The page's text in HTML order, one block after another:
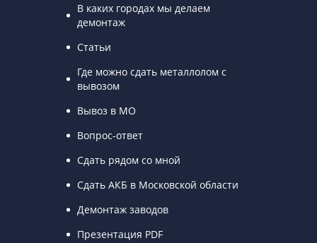
В каких городах мы делаем
демонтаж
Статьи
Где можно сдать металлолом с
вывозом
Вывоз в МО
Вопрос-ответ
Сдать рядом со мной
Сдать АКБ в Московской области
Демонтаж заводов
Презентация PDF